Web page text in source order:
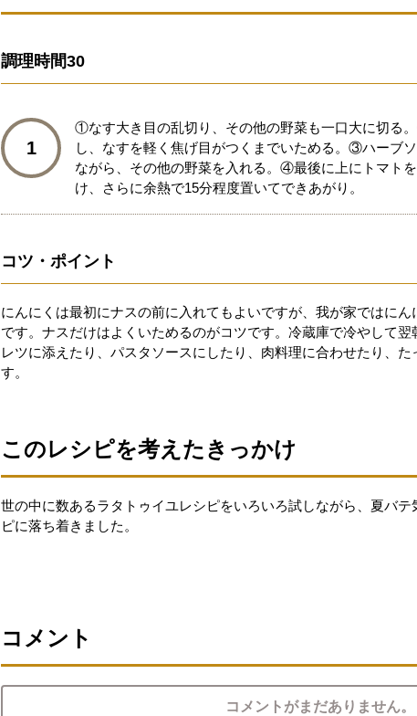
調理時間30
1
①なす大き目の乱切り、その他の野菜も一口大に切る
し、なすを軽く焦げ目がつくまでいためる。③ハーブ
ながら、その他の野菜を入れる。④最後に上にトマト
け、さらに余熱で15分程度置いてできあがり。
コツ・ポイント
にんにくは最初にナスの前に入れてもよいですが、我が家ではに
です。ナスだけはよくいためるのがコツです。冷蔵庫で冷やして
レツに添えたり、パスタソースにしたり、肉料理に合わせたり、
す。
このレシピを考えたきっかけ
世の中に数あるラタトゥイユレシピをいろいろ試しながら、夏バ
ピに落ち着きました。
コメント
コメントがまだありません。